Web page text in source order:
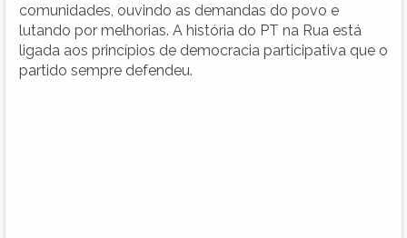
comunidades, ouvindo as demandas do povo e
lutando por melhorias. A história do PT na Rua está
ligada aos princípios de democracia participativa que o
partido sempre defendeu.